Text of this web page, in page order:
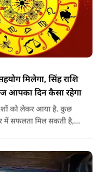
मिलेगा, सिंह राशि
आपका दिन कैसा रहेगा
को लेकर आया है. कुछ
में सफलता मिल सकती है,